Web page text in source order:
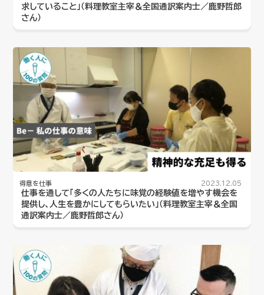
求していること」（料理教室主宰＆全国通訳案内士／鹿野哲郎
さん）
得意を仕事 2023.12.05
仕事を通して「多くの人たちに味覚の経験値を増やす機会を
提供し、人生を豊かにしてもらいたい」（料理教室主宰＆全国
通訳案内士／鹿野哲郎さん）